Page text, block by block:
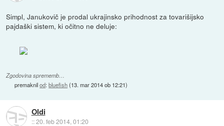
Simpl, Janukovič je prodal ukrajinsko prihodnost za tovarišijsko
pajdaški sistem, ki očitno ne deluje:
Zgodovina sprememb…
premaknilod:bluefish(13. mar 2014 ob 12:21)
Oldi
::20. feb 2014, 01:20